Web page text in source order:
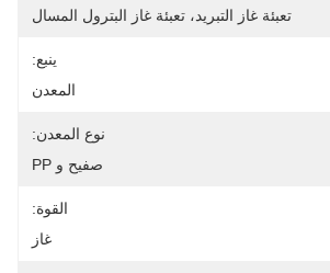
تعبئة غاز التبريد، تعبئة غاز البترول المسال
ينبع:
المعدن
نوع المعدن:
صفيح و PP
القوة:
غاز